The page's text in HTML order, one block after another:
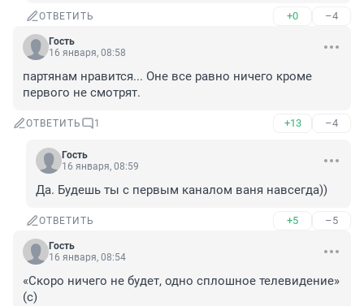
ОТВЕТИТЬ +0 –4
Гость
16 января, 08:58
партянам нравится... Оне все равно ничего кроме
первого не смотрят.
ОТВЕТИТЬ 1 +13 –4
Гость
16 января, 08:59
Да. Будешь ты с первым каналом ваня навсегда))
ОТВЕТИТЬ +5 –5
Гость
16 января, 08:54
«Скоро ничего не будет, одно сплошное телевидение»
(с)